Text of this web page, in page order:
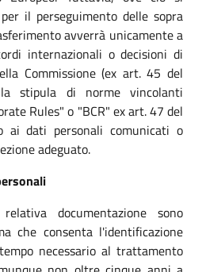
il perseguimento delle sopra
avverrà unicamente a
internazionali o decisioni di
Commissione (ex art. 45 del
stipula di norme vincolanti
Rules" o "BCR" ex art. 47 del
ai dati personali comunicati o
adeguato.
documentazione sono
che consenta l'identificazione
necessario al trattamento